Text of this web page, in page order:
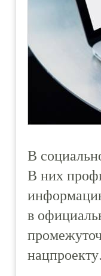
В
В них
в